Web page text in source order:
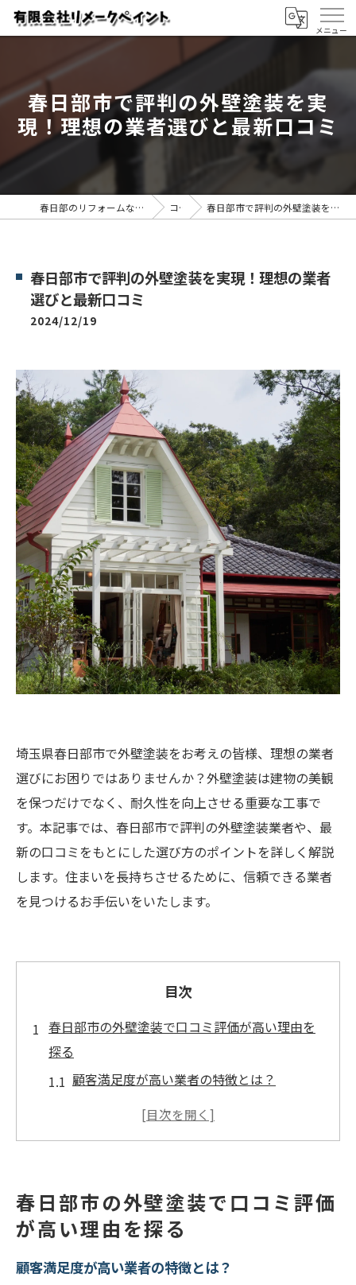
春日部市で評判の外壁塗装を実
現！理想の業者選びと最新口コミ
春日部のリフォームなら有限会社リメークペイント コラム 春日部市で評判の外壁塗装を実現！理想の業者選びと最新口コミ
春日部市で評判の外壁塗装を実現！理想の業者
選びと最新口コミ
2024/12/19
埼玉県春日部市で外壁塗装をお考えの皆様、理想の業者
選びにお困りではありませんか？外壁塗装は建物の美観
を保つだけでなく、耐久性を向上させる重要な工事で
す。本記事では、春日部市で評判の外壁塗装業者や、最
新の口コミをもとにした選び方のポイントを詳しく解説
します。住まいを長持ちさせるために、信頼できる業者
を見つけるお手伝いをいたします。
目次
春日部市の外壁塗装で口コミ評価が高い理由を
探る
顧客満足度が高い業者の特徴とは？
施工品質と口コミの関係性を分析
春日部市で信頼される職人たちのスキル
外壁塗装業者選びで重要なチェックポイン
ト
春日部市の外壁塗装で口コミ評価
が高い理由を探る
顧客満足度が高い業者の特徴とは？